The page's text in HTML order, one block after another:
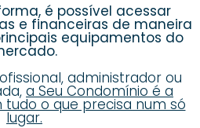
é possível acessar
e financeiras de maneira
equipamentos do
administrador ou
a Seu Condomínio é a
o que precisa num só
lugar.